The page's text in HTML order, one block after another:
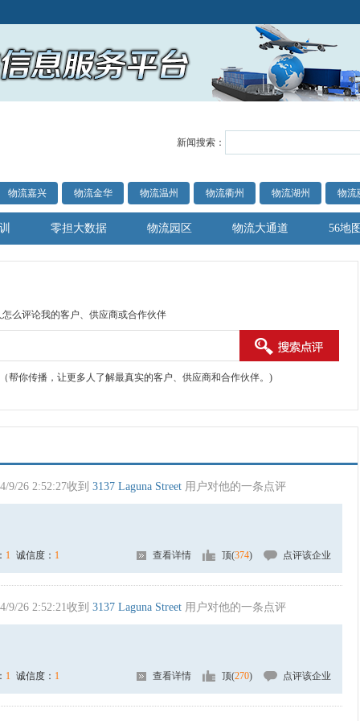
新闻搜索：
物流嘉兴 物流金华 物流温州 物流衢州 物流湖州 物流
零担大数据 物流园区 物流大通道 56地
么评论我的客户、供应商或合作伙伴
（帮你传播，让更多人了解最真实的客户、供应商和合作伙伴。)
9/26 2:52:27收到 3137 Laguna Street 用户对他的一条点评
1 诚信度： 1 查看详情 顶(374) 点评该企业
9/26 2:52:21收到 3137 Laguna Street 用户对他的一条点评
1 诚信度： 1 查看详情 顶(270) 点评该企业